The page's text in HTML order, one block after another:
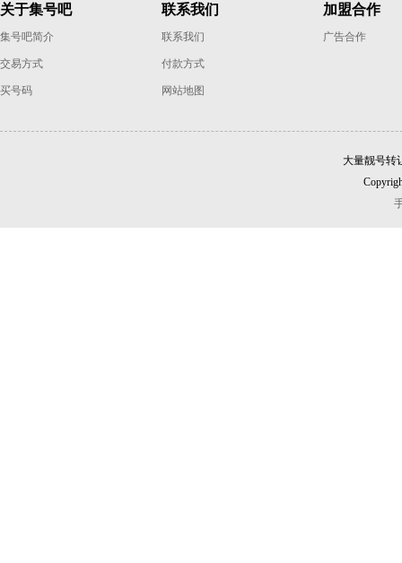
关于集号吧
集号吧简介
交易方式
买号码
联系我们
联系我们
付款方式
网站地图
加盟合作
广告合作
大量靓号转